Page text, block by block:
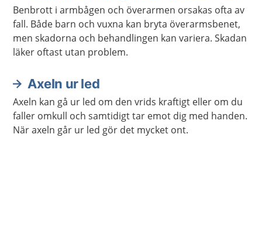
Benbrott i armbågen och överarmen orsakas ofta av
fall. Både barn och vuxna kan bryta överarmsbenet,
men skadorna och behandlingen kan variera. Skadan
läker oftast utan problem.
Axeln ur led
Axeln kan gå ur led om den vrids kraftigt eller om du
faller omkull och samtidigt tar emot dig med handen.
När axeln går ur led gör det mycket ont.